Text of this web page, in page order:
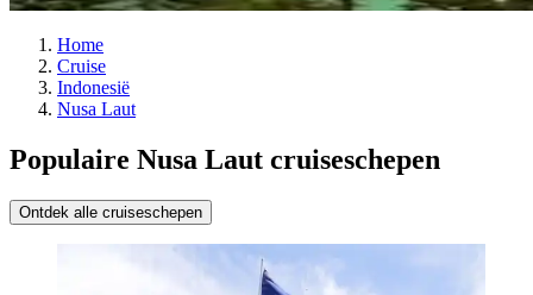
Home
Cruise
Indonesië
Nusa Laut
Populaire Nusa Laut cruiseschepen
Ontdek alle cruiseschepen